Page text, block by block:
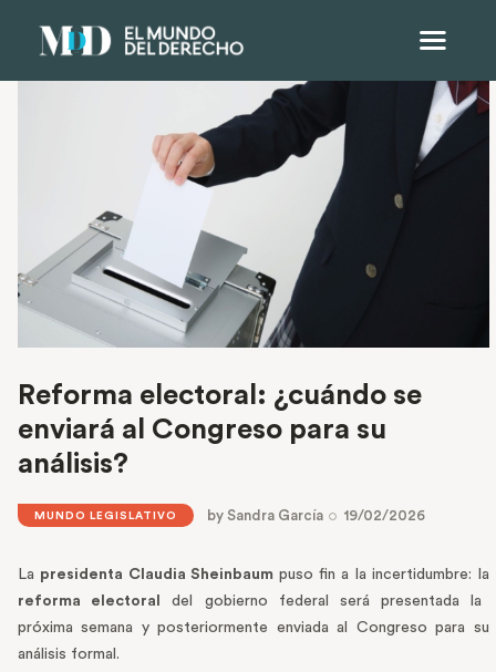
Reforma electoral: ¿cuándo se
enviará al Congreso para su
análisis?
MUNDO LEGISLATIVO bySandra García 19/02/2026
La presidenta Claudia Sheinbaum puso fin a la incertidumbre: la
reforma electoral
del gobierno federal será presentada la
próxima semana y posteriormente enviada al Congreso para su
análisis formal.